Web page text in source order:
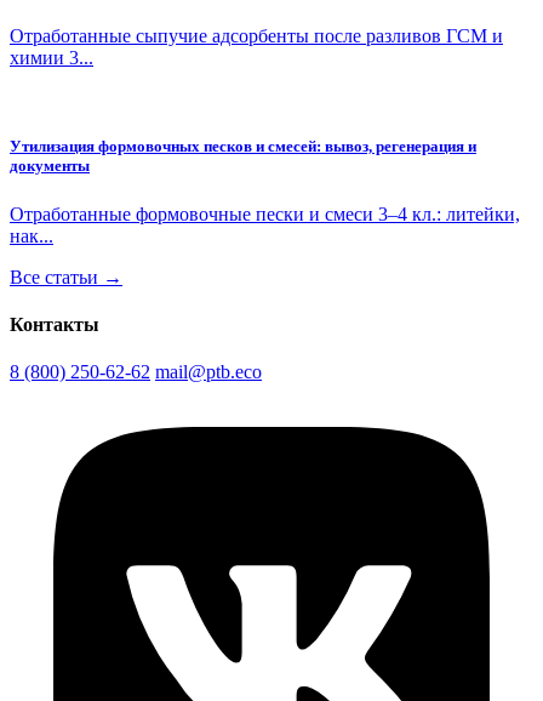
Отработанные сыпучие адсорбенты после разливов ГСМ и
химии 3...
Утилизация формовочных песков и смесей: вывоз, регенерация и
документы
Отработанные формовочные пески и смеси 3–4 кл.: литейки,
нак...
Все статьи →
Контакты
8 (800) 250-62-62 mail@ptb.eco